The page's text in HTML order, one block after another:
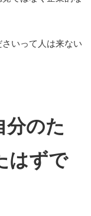
いって人は来ない
分のた
はずで